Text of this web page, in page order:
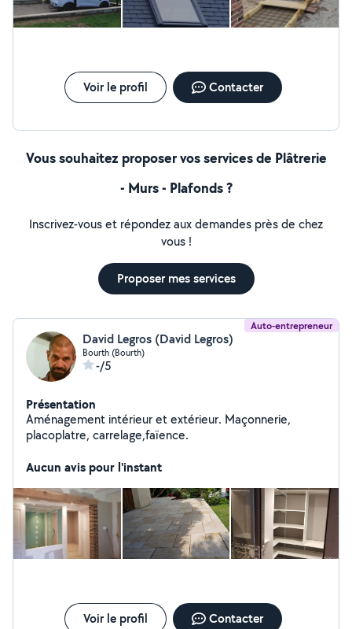
Voir le profil Contacter
Vous souhaitez proposer vos services de Plâtrerie
- Murs - Plafonds ?
Inscrivez-vous et répondez aux demandes près de chez
vous !
Proposer mes services
Auto-entrepreneur
David Legros (David Legros)
Bourth (Bourth)
-/5
Présentation
Aménagement intérieur et extérieur. Maçonnerie,
placoplatre, carrelage,faïence.
Aucun avis pour l'instant
Voir le profil Contacter